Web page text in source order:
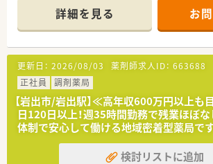
■広域処方箋の対応を行っています。枚数
的落ち着いています。
■薬剤師4名在籍。常勤でご勤務頂ける方
■勤務の際は1人薬剤師でのご対応がメイ
■休憩時間は13：30～15：00が基本。
閉局していますのでしっかりお休みをと
です。
<企業の特徴>
■直近15年で売上高4倍、経常利益も3倍以
長を続けており、経営面でも安定していま
■調剤併設のドラッグストア、病院門前や
設、駅前型や郊外型店舗など様々な店舗のス
詳細を見る お
更新日： 2026/08/03 薬剤師求人ID： 663688
正社員
調剤薬局
【岩出市/岩出駅】≪高年収600万円以上
日120日以上！週35時間勤務で残業ほぼ
体制で安心して働ける地域密着型薬局です
検討リストに追加